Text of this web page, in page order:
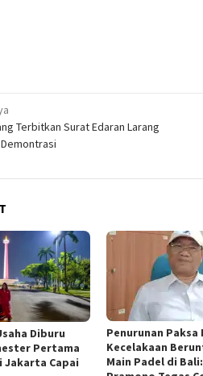
Terbitkan Surat Edaran Larang
Diburu
Pertama
Jakarta Capai
Penurunan Paksa
Kecelakaan
Main Padel di